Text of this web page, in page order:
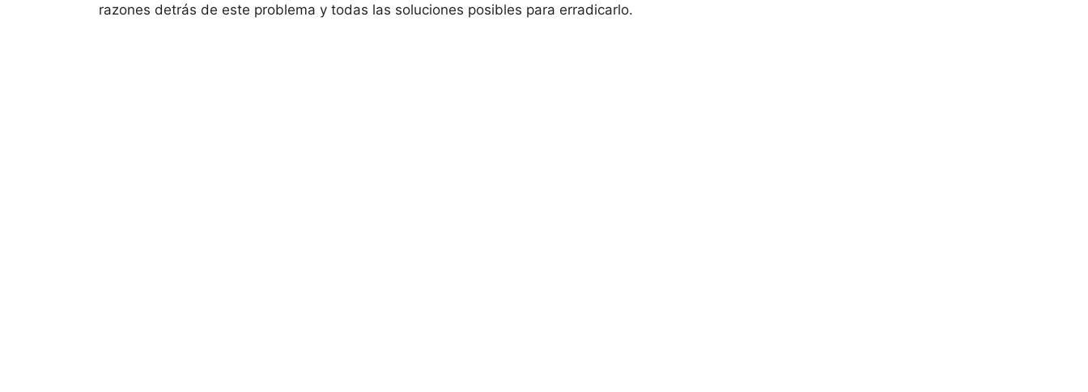
razones detrás de este problema y todas las soluciones posibles para erradicarlo.